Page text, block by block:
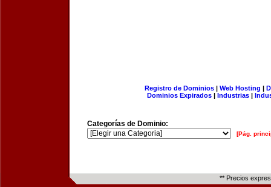
Registro de Dominios| Web Hosting |
Dominios Expirados | Industrias |
Categorías de Dominio:
[Pág.
** Precios